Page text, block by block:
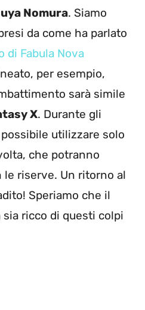
Nomura. Siamo
da come ha parlato
di Fabula Nova
per esempio,
sarà simile
X. Durante gli
utilizzare solo
che potranno
le riserve. Un ritorno al
Speriamo che il
sia ricco di questi colpi